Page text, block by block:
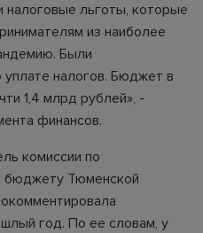
льготы, которые
из наиболее
Были
налогов. Бюджет в
1,4 млрд рублей», -
финансов.
комиссии по
бюджету Тюменской
год. По ее словам, у